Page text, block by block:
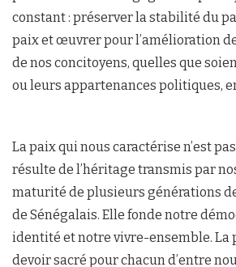
constant : préserver la stabilité du
paix et œuvrer pour l’amélioration
de nos concitoyens, quelles que
ou leurs appartenances politiques,
La paix qui nous caractérise n’est
résulte de l’héritage transmis par
maturité de plusieurs générations
de Sénégalais. Elle fonde notre
identité et notre vivre-ensemble. La
devoir sacré pour chacun d’entre